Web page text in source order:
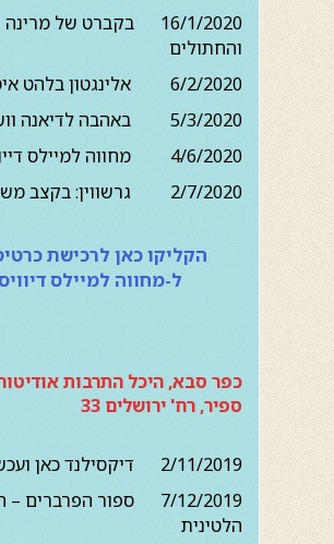
16/1/2020 בקברט של מרינה
והחתולים
6/2/2020 אלינגטון בלהט איטלקי
5/3/2020 באהבה לדיאנה וושינגטון
4/6/2020 מחווה למיילס דייוויס
2/7/2020 גרשווין: בקצב משגע
הקליקו כאן לרכישת
ל-מחווה למיילס
כפר סבא, היכל התרבות
ספיר, רח' ירושלים 33
2/11/2019 דיקסילנד כאן ועכשיו!
7/12/2019 ספור הפרברים
הלטינית